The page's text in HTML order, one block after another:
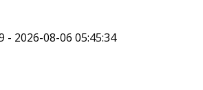
- 2026-08-06 05:45:34